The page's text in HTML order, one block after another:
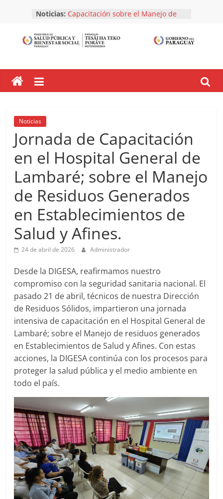
Noticias: Capacitación sobre el Manejo de
Establecimientos de Salud y Afines.
Inspección a Empresa Naviera.
Mes de Agosto 2026
Dirección
General
de
Salud
Ambiental
Noticias
Jornada de Capacitación
en el Hospital General de
Lambaré; sobre el Manejo
de Residuos Generados
en Establecimientos de
Salud y Afines.
24 de abril de 2026 Administrador
Desde la DIGESA, reafirmamos nuestro
compromiso con la seguridad sanitaria nacional. El
pasado 21 de abril, técnicos de nuestra Dirección
de Residuos Sólidos, impartieron una jornada
intensiva de capacitación en el Hospital General de
Lambaré; sobre el Manejo de residuos generados
en Establecimientos de Salud y Afines. Con estas
acciones, la DIGESA continúa con los procesos para
proteger la salud pública y el medio ambiente en
todo el país.